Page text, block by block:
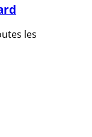
les